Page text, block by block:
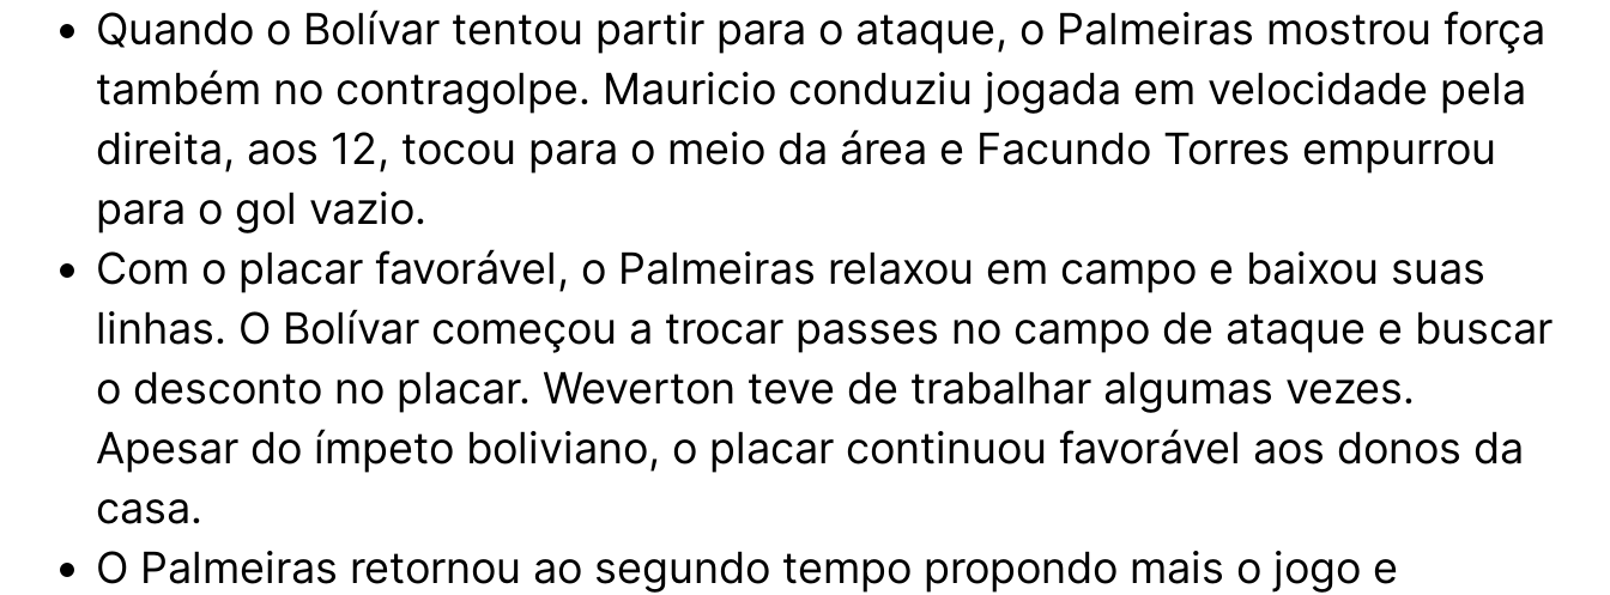
Quando o Bolívar tentou partir para o ataque, o Palmeiras mostrou força
também no contragolpe. Mauricio conduziu jogada em velocidade pela
direita, aos 12, tocou para o meio da área e Facundo Torres empurrou
para o gol vazio.
Com o placar favorável, o Palmeiras relaxou em campo e baixou suas
linhas. O Bolívar começou a trocar passes no campo de ataque e buscar
o desconto no placar. Weverton teve de trabalhar algumas vezes.
Apesar do ímpeto boliviano, o placar continuou favorável aos donos da
casa.
O Palmeiras retornou ao segundo tempo propondo mais o jogo e